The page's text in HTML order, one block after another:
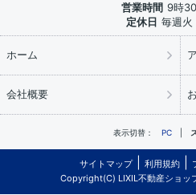
営業時間 9時
定休日 毎週火
ホーム
会社概要
表示切替： PC
サイトマップ 利用規約
Copyright(C) LIXIL不動産ショッ